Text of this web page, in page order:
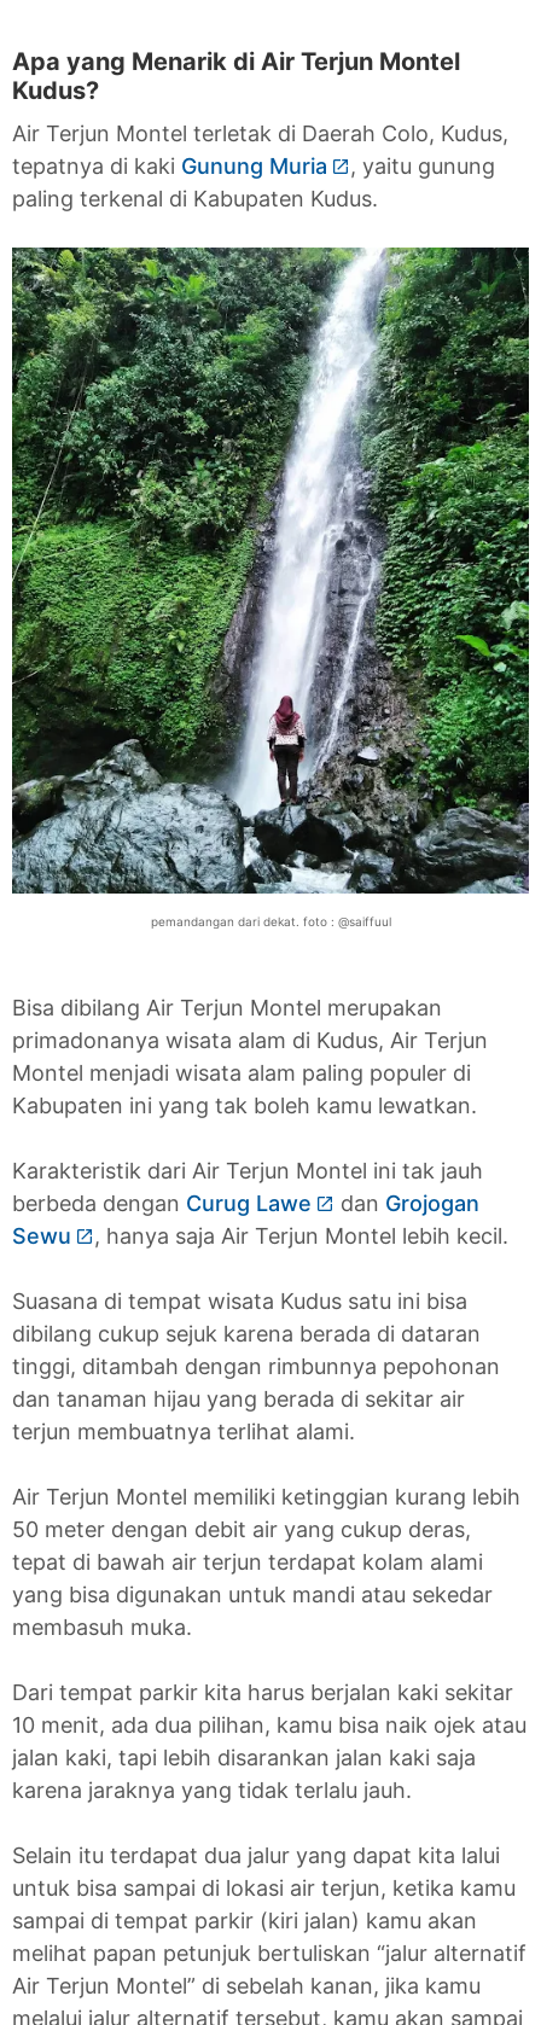
Apa yang Menarik di Air Terjun Montel
Kudus?
Air Terjun Montel terletak di Daerah Colo, Kudus,
tepatnya di kaki Gunung Muria
, yaitu gunung
paling terkenal di Kabupaten Kudus.
pemandangan dari dekat. foto : @saiffuul
Bisa dibilang Air Terjun Montel merupakan
primadonanya wisata alam di Kudus, Air Terjun
Montel menjadi wisata alam paling populer di
Kabupaten ini yang tak boleh kamu lewatkan.
Karakteristik dari Air Terjun Montel ini tak jauh
berbeda dengan Curug Lawe dan Grojogan
Sewu
, hanya saja Air Terjun Montel lebih kecil.
Suasana di tempat wisata Kudus satu ini bisa
dibilang cukup sejuk karena berada di dataran
tinggi, ditambah dengan rimbunnya pepohonan
dan tanaman hijau yang berada di sekitar air
terjun membuatnya terlihat alami.
Air Terjun Montel memiliki ketinggian kurang lebih
50 meter dengan debit air yang cukup deras,
tepat di bawah air terjun terdapat kolam alami
yang bisa digunakan untuk mandi atau sekedar
membasuh muka.
Dari tempat parkir kita harus berjalan kaki sekitar
10 menit, ada dua pilihan, kamu bisa naik ojek atau
jalan kaki, tapi lebih disarankan jalan kaki saja
karena jaraknya yang tidak terlalu jauh.
Selain itu terdapat dua jalur yang dapat kita lalui
untuk bisa sampai di lokasi air terjun, ketika kamu
sampai di tempat parkir (kiri jalan) kamu akan
melihat papan petunjuk bertuliskan “jalur alternatif
Air Terjun Montel” di sebelah kanan, jika kamu
melalui jalur alternatif tersebut, kamu akan sampai